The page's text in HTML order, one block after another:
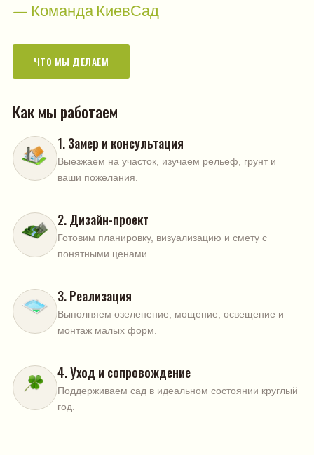
— Команда КиевСад
ЧТО МЫ ДЕЛАЕМ
Как мы работаем
1. Замер и консультация
Выезжаем на участок, изучаем рельеф, грунт и
ваши пожелания.
2. Дизайн-проект
Готовим планировку, визуализацию и смету с
понятными ценами.
3. Реализация
Выполняем озеленение, мощение, освещение и
монтаж малых форм.
4. Уход и сопровождение
Поддерживаем сад в идеальном состоянии круглый
год.